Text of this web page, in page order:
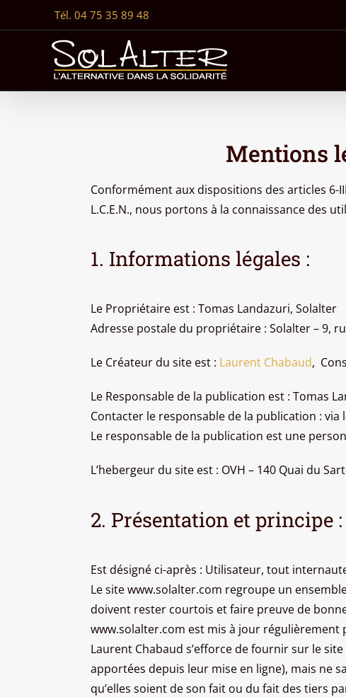
au
Tél. 04 75 35 89 48
Mentions
Conformément aux dispositions des articles 6-
L.C.E.N., nous portons à la connaissance des
1. Informations légales :
Le Propriétaire est : Tomas Landazuri, Solalter
Adresse postale du propriétaire : Solalter – 9,
Le Créateur du site est : Laurent Chabaud,
Le Responsable de la publication est : Tomas
Contacter le responsable de la publication :
Le responsable de la publication est une
L’hebergeur du site est : OVH – 140 Quai du
2. Présentation et principe :
Est désigné ci-après : Utilisateur, tout
Le site www.solalter.com regroupe un
doivent rester courtois et faire preuve de
www.solalter.com est mis à jour régulièrement
Laurent Chabaud s’efforce de fournir sur le
apportées depuis leur mise en ligne), mais ne
qu’elles soient de son fait ou du fait des tiers